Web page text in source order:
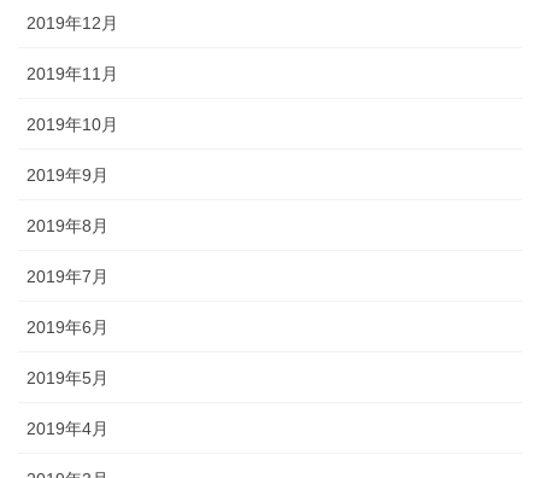
2019年12月
2019年11月
2019年10月
2019年9月
2019年8月
2019年7月
2019年6月
2019年5月
2019年4月